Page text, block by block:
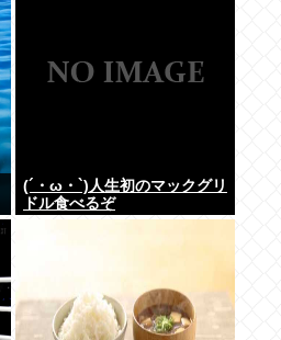
(´・ω・`)人生初のマックグリ
ドル食べるぞ